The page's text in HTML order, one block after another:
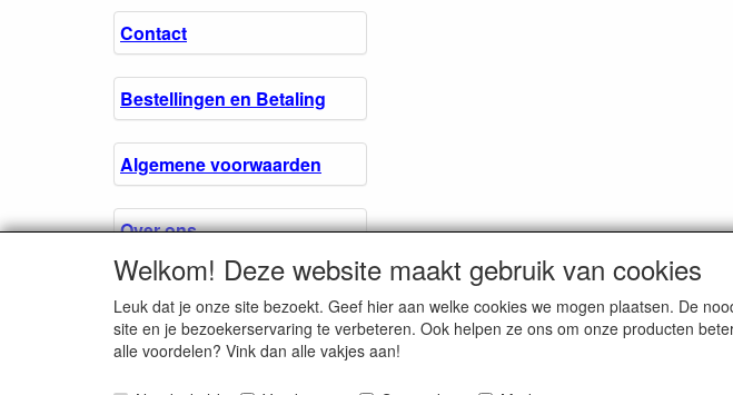
Contact
Bestellingen en Betaling
Algemene voorwaarden
Over ons.
Privacyverklaring
Welkom! Deze website maakt gebruik van cookies
Leuk dat je onze site bezoekt. Geef hier aan welke cookies we mogen plaatsen. De
site en je bezoekerservaring te verbeteren. Ook helpen ze ons om onze producten
alle voordelen? Vink dan alle vakjes aan!